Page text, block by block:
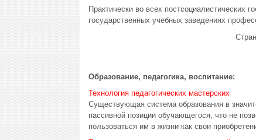
Практически во всех постсоциалистических
государственных учебных заведениях
Образование, педагогика, воспитание:
Технология педагогических мастерских
Существующая система образования в
пассивной позиции обучающегося, что не
пользоваться им в жизни как свои